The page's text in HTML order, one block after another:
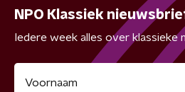
NPO Klassiek
Iedere week alles over klassieke